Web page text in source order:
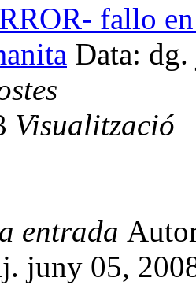
fallo
Data:
Visualització
entrada
juny 05,